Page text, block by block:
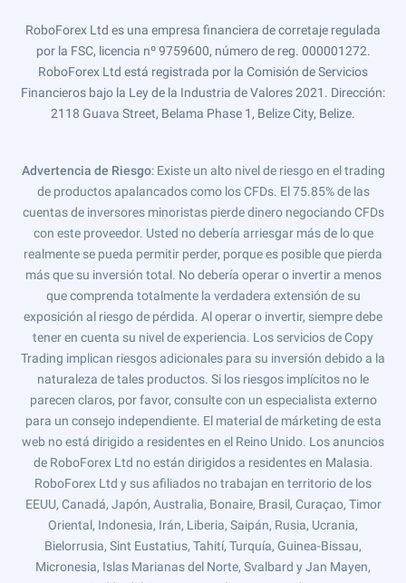
RoboForex Ltd es una empresa financiera de corretaje regulada
por la FSC, licencia nº 9759600, número de reg. 000001272.
RoboForex Ltd está registrada por la Comisión de Servicios
Financieros bajo la Ley de la Industria de Valores 2021. Dirección:
2118 Guava Street, Belama Phase 1, Belize City, Belize.
Advertencia de Riesgo: Existe un alto nivel de riesgo en el trading
de productos apalancados como los CFDs. El 75.85% de las
cuentas de inversores minoristas pierde dinero negociando CFDs
con este proveedor. Usted no debería arriesgar más de lo que
realmente se pueda permitir perder, porque es posible que pierda
más que su inversión total. No debería operar o invertir a menos
que comprenda totalmente la verdadera extensión de su
exposición al riesgo de pérdida. Al operar o invertir, siempre debe
tener en cuenta su nivel de experiencia. Los servicios de Copy
Trading implican riesgos adicionales para su inversión debido a la
naturaleza de tales productos. Si los riesgos implícitos no le
parecen claros, por favor, consulte con un especialista externo
para un consejo independiente. El material de márketing de esta
web no está dirigido a residentes en el Reino Unido. Los anuncios
de RoboForex Ltd no están dirigidos a residentes en Malasia.
RoboForex Ltd y sus afiliados no trabajan en territorio de los
EEUU, Canadá, Japón, Australia, Bonaire, Brasil, Curaçao, Timor
Oriental, Indonesia, Irán, Liberia, Saipán, Rusia, Ucrania,
Bielorrusia, Sint Eustatius, Tahití, Turquía, Guinea-Bissau,
Micronesia, Islas Marianas del Norte, Svalbard y Jan Mayen,